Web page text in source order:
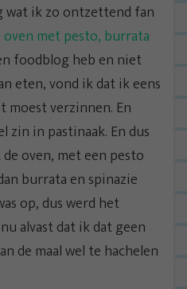
wat ik zo ontzettend fan
met pesto, burrata
foodblog heb en niet
eten, vond ik dat ik eens
moest verzinnen. En
zin in pastinaak. En dus
oven, met een pesto
burrata en spinazie
op, dus werd het
alvast dat ik dat geen
de maal wel te hachelen